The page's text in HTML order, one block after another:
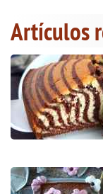
Artículos